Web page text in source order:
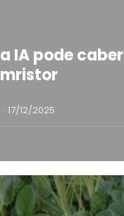
IA pode caber
· 17/12/2025